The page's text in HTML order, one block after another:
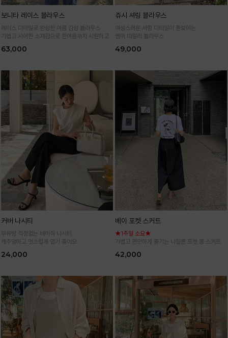
보니타 레이스 블라우스
레이스 디테일로 완성한 여름 감성 블라우스
가볍고 시어한 소재감으로 한여름까지 시원하고
63,000
쥬시 셔링 블라우스
여성스러운 셔링 디테일이 돋보이는
썸머 데일리 블라우스
49,000
커버 나시티
부유방 걱정없는 베이직 나시티
캐주얼하고 멋스럽게 입기 좋아요
24,000
베이 포켓 스커트
★1주일 소요★
가볍고 편안하게 즐기는 나일론 포켓 롱 스커트
42,000